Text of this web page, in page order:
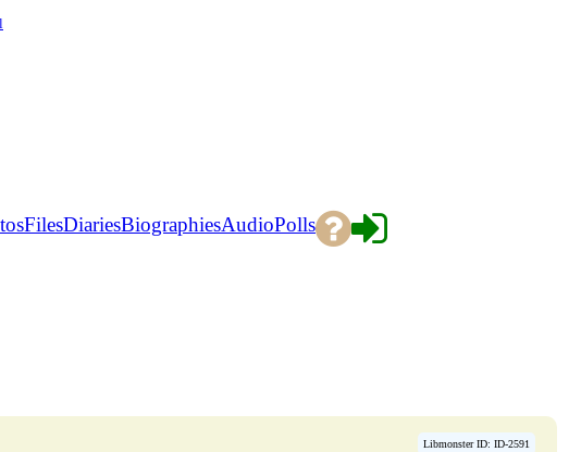
FilesDiariesBiographiesAudioPolls
Libmonster ID: ID-2591